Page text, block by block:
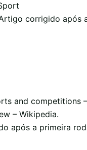
corrigido após
and competitions
– Wikipedia.
após a primeira